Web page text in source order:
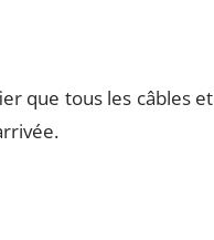
que tous les câbles et